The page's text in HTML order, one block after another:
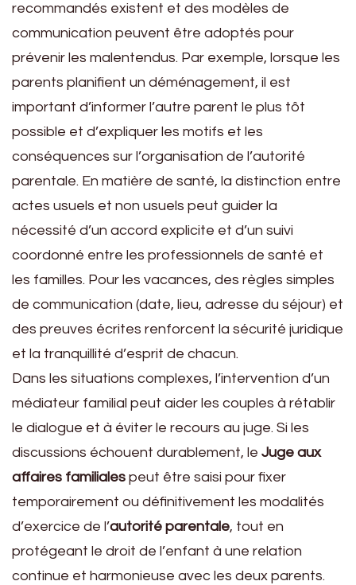
recommandés existent et des modèles de
communication peuvent être adoptés pour
prévenir les malentendus. Par exemple, lorsque les
parents planifient un déménagement, il est
important d’informer l’autre parent le plus tôt
possible et d’expliquer les motifs et les
conséquences sur l’organisation de l’autorité
parentale. En matière de santé, la distinction entre
actes usuels et non usuels peut guider la
nécessité d’un accord explicite et d’un suivi
coordonné entre les professionnels de santé et
les familles. Pour les vacances, des règles simples
de communication (date, lieu, adresse du séjour) et
des preuves écrites renforcent la sécurité juridique
et la tranquillité d’esprit de chacun.
Dans les situations complexes, l’intervention d’un
médiateur familial peut aider les couples à rétablir
le dialogue et à éviter le recours au juge. Si les
discussions échouent durablement, le Juge aux
affaires familiales peut être saisi pour fixer
temporairement ou définitivement les modalités
d’exercice de l’autorité parentale, tout en
protégeant le droit de l’enfant à une relation
continue et harmonieuse avec les deux parents.